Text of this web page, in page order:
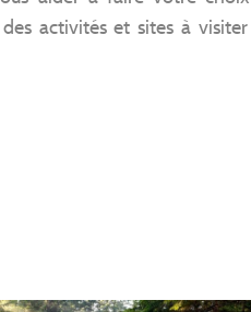
activités et sites à